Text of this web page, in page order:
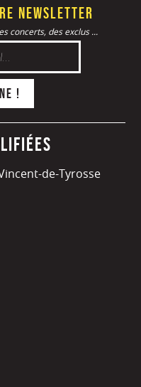
newsletter
concerts, des exclus ...
de-Tyrosse